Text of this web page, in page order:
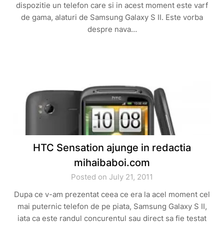
dispozitie un telefon care si in acest moment este varf
de gama, alaturi de Samsung Galaxy S II. Este vorba
despre nava…
HTC Sensation ajunge in redactia
mihaibaboi.com
Posted on July 21, 2011
Dupa ce v-am prezentat ceea ce era la acel moment cel
mai puternic telefon de pe piata, Samsung Galaxy S II,
iata ca este randul concurentul sau direct sa fie testat